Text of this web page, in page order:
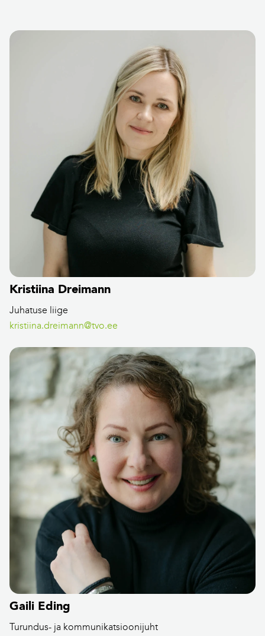
Kristiina Dreimann
Juhatuse liige
kristiina.dreimann@tvo.ee
Gaili Eding
Turundus- ja kommunikatsioonijuht